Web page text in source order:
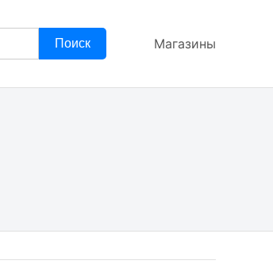
Поиск Магазины